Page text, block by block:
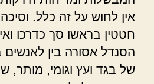
אין לחוש על זה כלל.
חטטין בראשו סך כדרכו
הסנדל אסורה בין לאנשים
של בגד ועץ וגומי, מותר,